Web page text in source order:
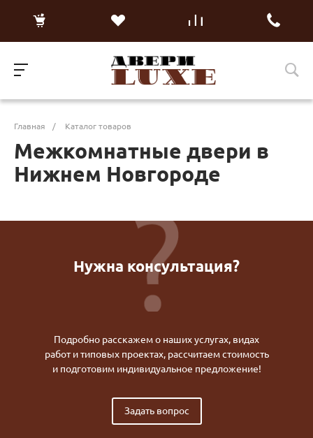
Главная / Каталог товаров
Межкомнатные двери в
Нижнем Новгороде
Нужна консультация?
Подробно расскажем о наших услугах, видах
работ и типовых проектах, рассчитаем стоимость
и подготовим индивидуальное предложение!
Задать вопрос